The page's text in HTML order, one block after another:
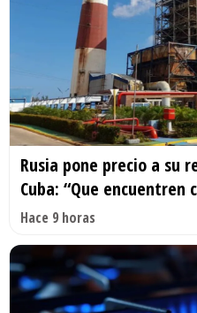
Rusia pone precio a su
Cuba: “Que encuentren
Hace 9 horas